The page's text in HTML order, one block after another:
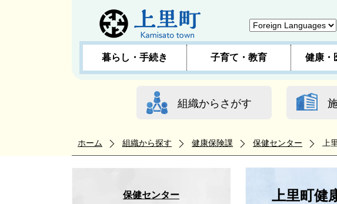
暮らし・手続き 子育て・教育 健康・
組織からさがす
ホーム 組織から探す 健康保険課 保健センター 上
保健センター 上里町健